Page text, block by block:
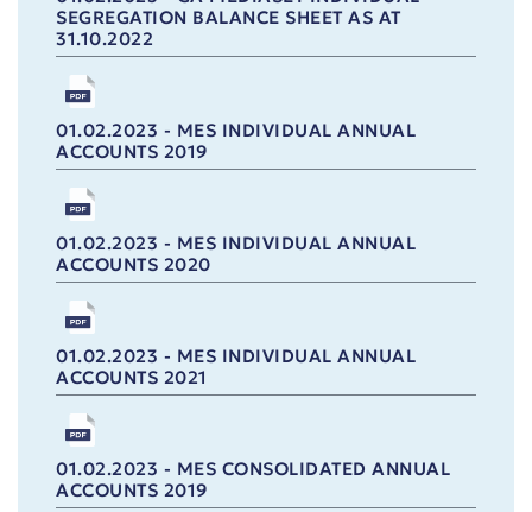
SEGREGATION BALANCE SHEET AS AT
31.10.2022
01.02.2023 - MES INDIVIDUAL ANNUAL
ACCOUNTS 2019
01.02.2023 - MES INDIVIDUAL ANNUAL
ACCOUNTS 2020
01.02.2023 - MES INDIVIDUAL ANNUAL
ACCOUNTS 2021
01.02.2023 - MES CONSOLIDATED ANNUAL
ACCOUNTS 2019